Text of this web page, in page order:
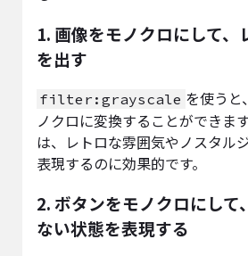
1. 画像をモノクロにして、
を出す
filter:grayscale を使うと
ノクロに変換することができま
は、レトロな雰囲気やノスタル
表現するのに効果的です。
2. ボタンをモノクロにして
ない状態を表現する